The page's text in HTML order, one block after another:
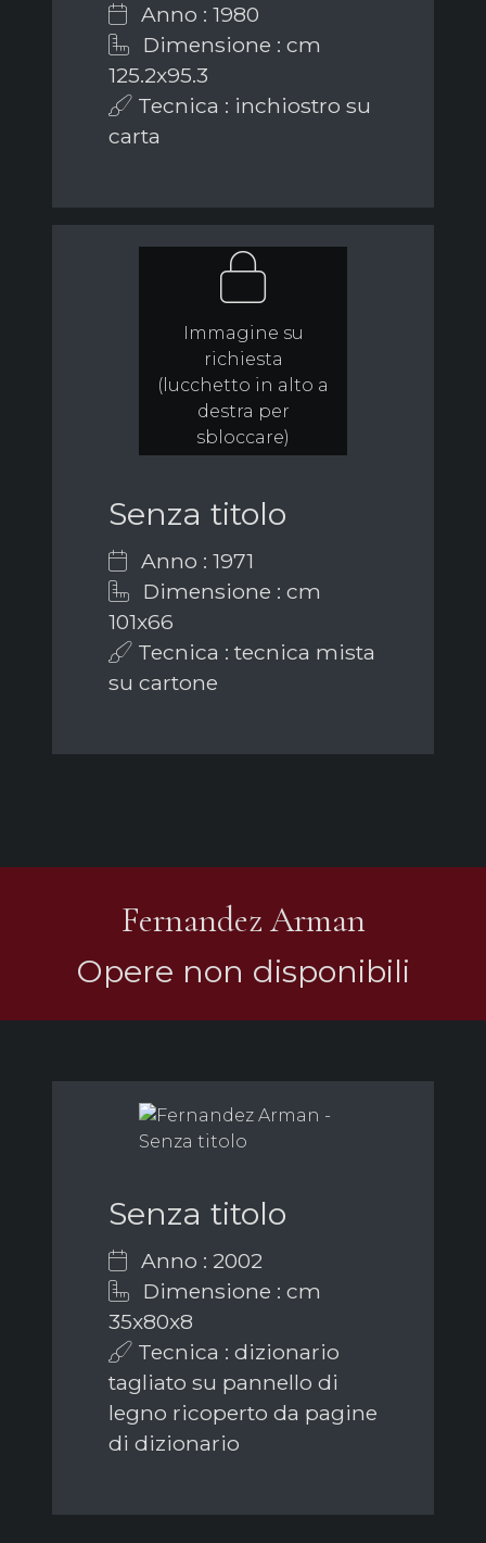
Anno : 1980
Dimensione : cm
125.2x95.3
Tecnica : inchiostro su
carta
Immagine su
richiesta
(lucchetto in alto a
destra per
sbloccare)
Senza titolo
Anno : 1971
Dimensione : cm
101x66
Tecnica : tecnica mista
su cartone
Fernandez Arman
Opere non disponibili
Senza titolo
Anno : 2002
Dimensione : cm
35x80x8
Tecnica : dizionario
tagliato su pannello di
legno ricoperto da pagine
di dizionario